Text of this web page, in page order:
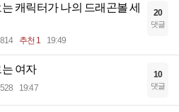
캐릭터가 나의 드래곤볼 세
추천 1 19:49
20
댓글
여자
19:47
10
댓글